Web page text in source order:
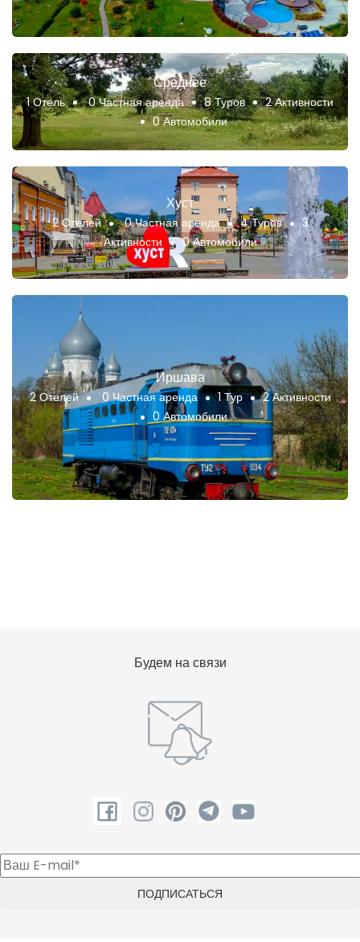
Среднее
1 Отель 0 Частная аренда 8 Туров
2 Активности
0 Автомобили
Хуст
2 Отелей 0 Частная аренда 4 Туров
3
Активности
0 Автомобили
Иршава
2 Отелей 0 Частная аренда 1 Тур
2 Активности
0 Автомобили
Будем на связи